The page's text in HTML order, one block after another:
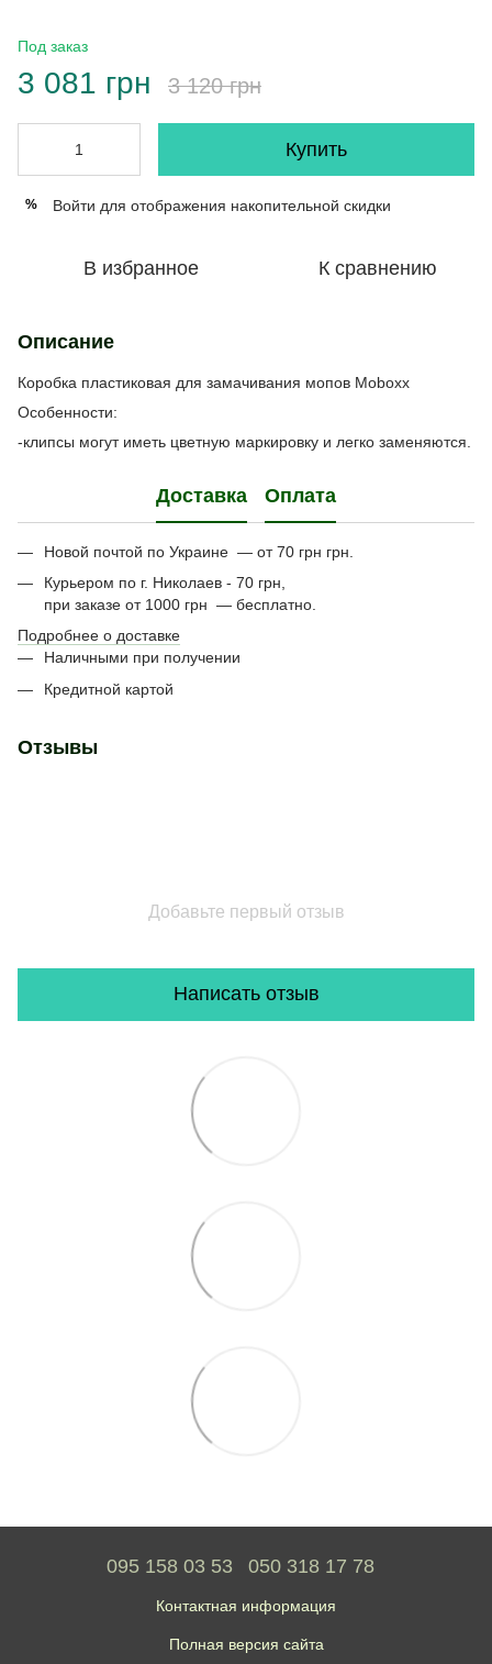
Под заказ
3 081 грн 3 120 грн
Купить
% Войти для отображения накопительной скидки
В избранное К сравнению
Описание
Коробка пластиковая для замачивания мопов Moboxx
Особенности:
-клипсы могут иметь цветную маркировку и легко заменяются.
Доставка Оплата
Новой почтой по Украине — от 70 грн грн.
Курьером по г. Николаев - 70 грн,
при заказе от 1000 грн — бесплатно.
Подробнее о доставке
Наличными при получении
Кредитной картой
Отзывы
Добавьте первый отзыв
Написать отзыв
095 158 03 53 050 318 17 78
Контактная информация
Полная версия сайта